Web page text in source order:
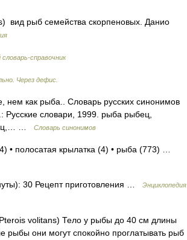
вид рыб семейства скорпеновых. Данио
справочник
Через дефис.
нем как рыба.. Словарь русских синонимов
словари, 1999. рыба рыбец,
…
Словарь синонимов
• полосатая крылатка (4) • рыба (773) …
30 Рецепт приготовления …
Энциклопедия
volitans) Тело у рыбы до 40 см длины
они могут спокойно проглатывать рыб